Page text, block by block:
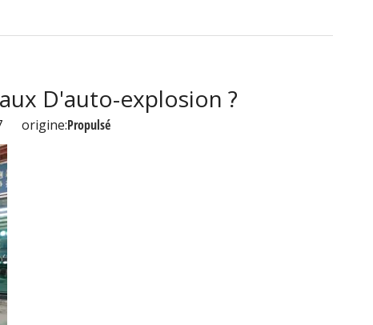
D'auto-explosion ?
origine:Propulsé